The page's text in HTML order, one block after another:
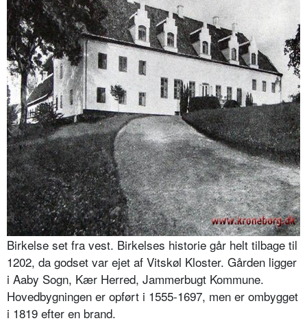
Birkelse set fra vest. Birkelses historie går helt tilbage til
1202, da godset var ejet af Vitskøl Kloster. Gården ligger
i Aaby Sogn, Kær Herred, Jammerbugt Kommune.
Hovedbygningen er opført i 1555-1697, men er ombygget
i 1819 efter en brand.